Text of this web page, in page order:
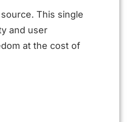
This single
and user
at the cost of